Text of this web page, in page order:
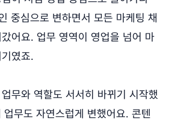
중심으로 변하면서 모든 마케팅 채
어요. 업무 영역이 영업을 넘어 마
였죠.
무와 역할도 서서히 바뀌기 시작했
무도 자연스럽게 변했어요. 콘텐